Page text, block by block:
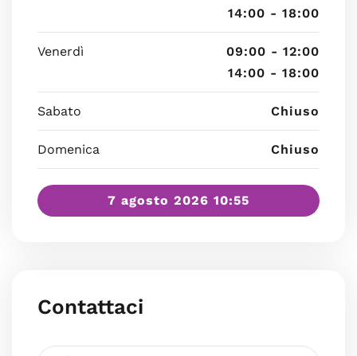
14:00 - 18:00
Venerdì
09:00 - 12:00
14:00 - 18:00
Sabato Chiuso
Domenica Chiuso
7 agosto 2026 10:55
Contattaci